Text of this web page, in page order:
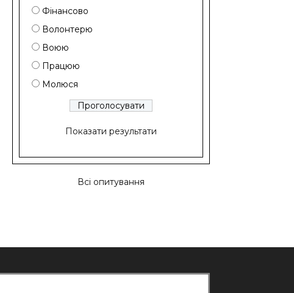
Фінансово
Волонтерю
Воюю
Працюю
Молюся
Показати результати
Всі опитування